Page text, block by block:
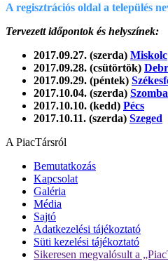
A regisztrációs oldal a település
Tervezett időpontok és helyszínek:
2017.09.27. (szerda) Miskolc
2017.09.28. (csütörtök)
2017.09.29. (péntek)
2017.10.04. (szerda)
2017.10.10. (kedd) Pécs
2017.10.11. (szerda) Szeged
A PiacTársról
Bemutatkozás
Kapcsolat
Galéria
Média
Sajtó
Adatkezelési tájékoztató
Süti kezelési tájékoztató
Sikeresen megvalósult a